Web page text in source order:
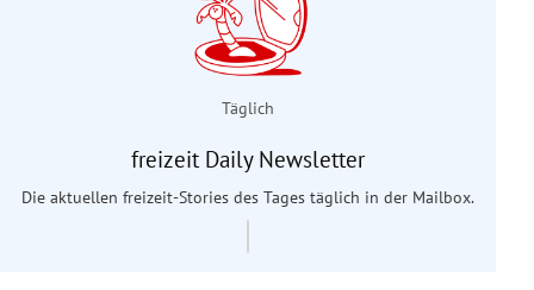
Täglich
freizeit Daily Newsletter
Die aktuellen freizeit-Stories des Tages täglich in der Mailbox.